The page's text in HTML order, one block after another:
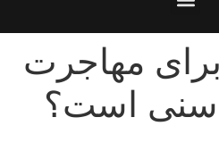
مهاجرت
سنی است؟